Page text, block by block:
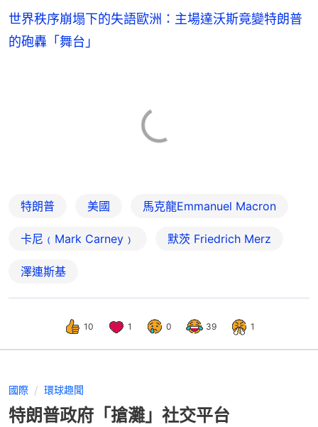
世界秩序崩塌下的失語歐洲：主場達沃斯竟變特朗普
的砲轟「舞台」
特朗普 美國 馬克龍Emmanuel Macron
卡尼﹙Mark Carney﹚ 默茨 Friedrich Merz
澤連斯基
10 1 0 39 1
國際 環球趣聞
特朗普政府「搶灘」社交平台